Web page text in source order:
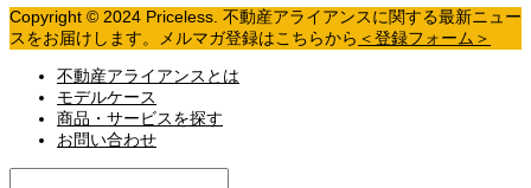
Copyright © 2024 Priceless. 不動産アライアンスに関する最新ニュー
スをお届けします。メルマガ登録はこちらから ＜登録フォーム＞
不動産アライアンスとは
モデルケース
商品・サービスを探す
お問い合わせ